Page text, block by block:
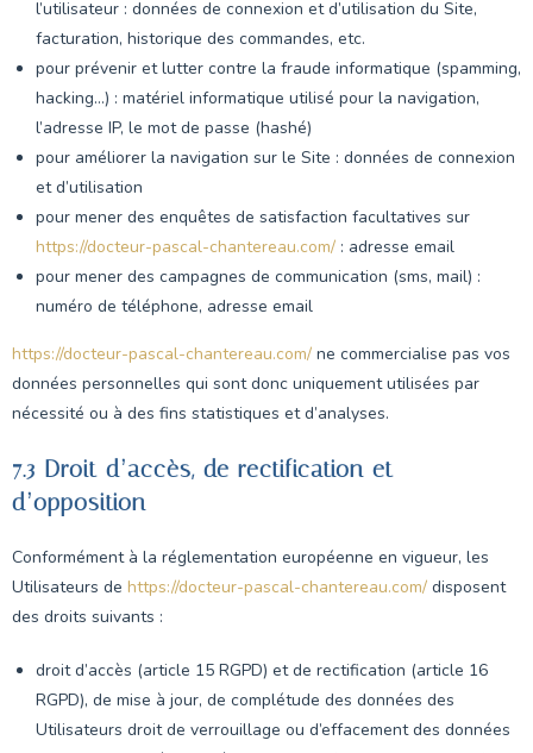
l’utilisateur : données de connexion et d’utilisation du Site,
facturation, historique des commandes, etc.
pour prévenir et lutter contre la fraude informatique (spamming,
hacking…) : matériel informatique utilisé pour la navigation,
l’adresse IP, le mot de passe (hashé)
pour améliorer la navigation sur le Site : données de connexion
et d’utilisation
pour mener des enquêtes de satisfaction facultatives sur
https://docteur-pascal-chantereau.com/ : adresse email
pour mener des campagnes de communication (sms, mail) :
numéro de téléphone, adresse email
https://docteur-pascal-chantereau.com/ ne commercialise pas vos
données personnelles qui sont donc uniquement utilisées par
nécessité ou à des fins statistiques et d’analyses.
7.3 Droit d’accès, de rectification et
d’opposition
Conformément à la réglementation européenne en vigueur, les
Utilisateurs de https://docteur-pascal-chantereau.com/ disposent
des droits suivants :
droit d’accès (article 15 RGPD) et de rectification (article 16
RGPD), de mise à jour, de complétude des données des
Utilisateurs droit de verrouillage ou d’effacement des données